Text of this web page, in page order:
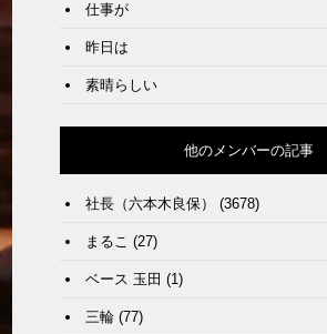
仕事が
昨日は
素晴らしい
他のメンバーの記事
社長（六本木良保） (3678)
まるこ (27)
ベース 玉田 (1)
三輪(77)